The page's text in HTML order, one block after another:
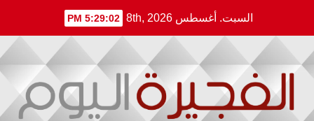
content
السبت. أغسطس 8th, 2026 5:29:02 PM